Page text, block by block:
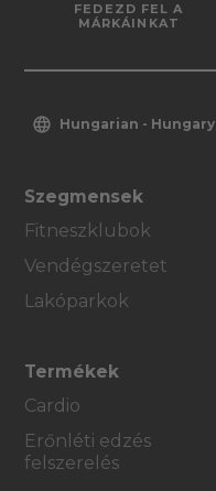
FEDEZD FEL A
MÁRKÁINKAT
Hungarian - Hungary
Szegmensek
Fitneszklubok
Vendégszeretet
Lakóparkok
Termékek
Cardio
Erőnléti edzés
felszerelés